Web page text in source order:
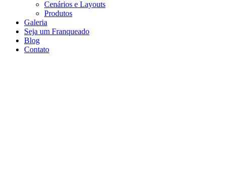
Cenários e Layouts
Produtos
Galeria
Seja um Franqueado
Blog
Contato